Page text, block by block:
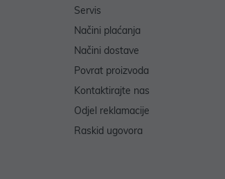
Servis
Načini plaćanja
Načini dostave
Povrat proizvoda
Kontaktirajte nas
Odjel reklamacije
Raskid ugovora